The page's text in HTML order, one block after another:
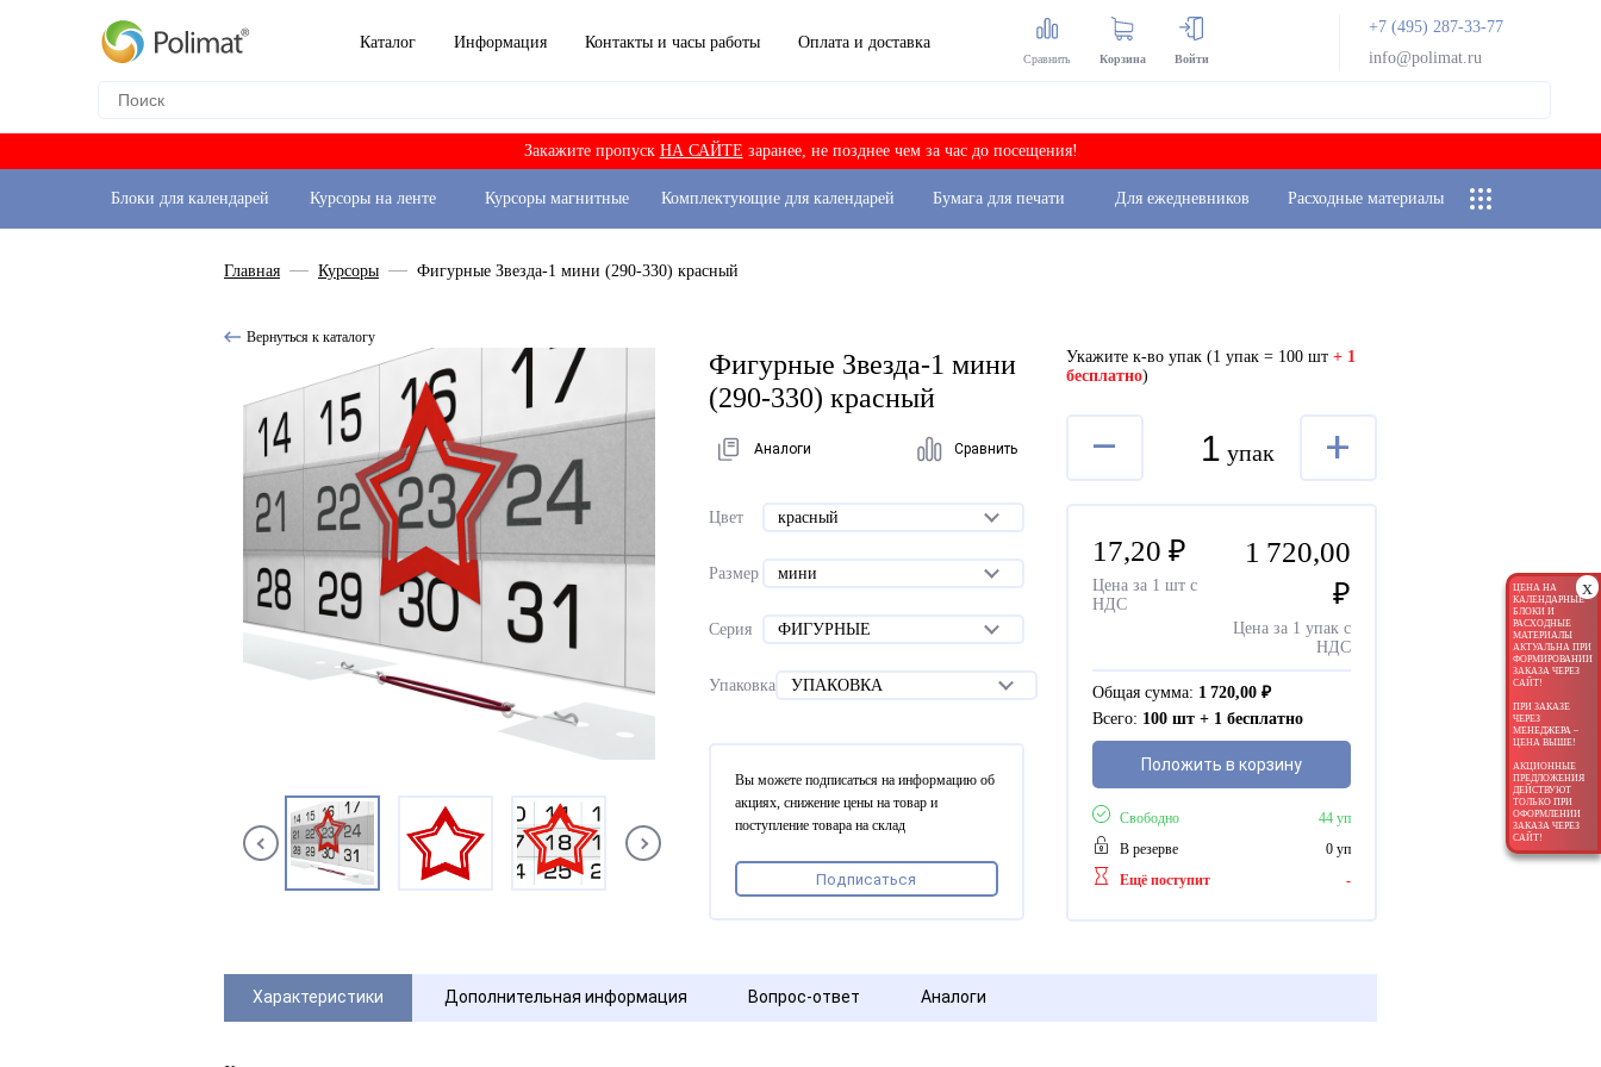
Каталог Информация Контакты и часы работы Оплата и доставка
Сравнить Корзина Войти
+7 (495) 287-33-77
info@polimat.ru
Закажите пропуск НА САЙТЕ заранее, не позднее чем за час до посещения!
Блоки для календарей Курсоры на ленте Курсоры магнитные Комплектующие для календарей Бумага для печати Для ежедневников Расходные материалы
x
ЦЕНА НА
КАЛЕНДАРНЫЕ
БЛОКИ И
РАСХОДНЫЕ
МАТЕРИАЛЫ
АКТУАЛЬНА ПРИ
ФОРМИРОВАНИИ
ЗАКАЗА ЧЕРЕЗ
САЙТ!
ПРИ ЗАКАЗЕ
ЧЕРЕЗ
МЕНЕДЖЕРА –
ЦЕНА ВЫШЕ!
АКЦИОННЫЕ
ПРЕДЛОЖЕНИЯ
ДЕЙСТВУЮТ
ТОЛЬКО ПРИ
ОФОРМЛЕНИИ
ЗАКАЗА ЧЕРЕЗ
САЙТ!
Главная Курсоры Фигурные Звезда-1 мини (290-330) красный
Вернуться к каталогу
Фигурные Звезда-1 мини
(290-330) красный
Аналоги Сравнить
Цвет красный
Размер мини
Серия ФИГУРНЫЕ
Упаковка УПАКОВКА
Укажите к-во упак(1 упак = 100 шт + 1
бесплатно)
– упак +
17,20 ₽
Цена за 1 шт с
НДС
1 720,00
₽
Цена за 1 упак с
НДС
Общая сумма: 1 720,00₽
Всего: 100 шт + 1 бесплатно
Положить в корзину
Свободно
44 уп
В резерве
0 уп
Ещё поступит
-
Вы можете подписаться на информацию об
акциях, снижение цены на товар и
поступление товара на склад
Подписаться
Характеристики Дополнительная информация Вопрос-ответ Аналоги